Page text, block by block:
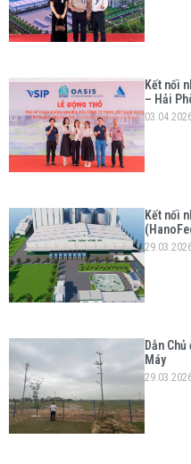
Kết nối
– Hải
Kết nối
Dẫn
Máy